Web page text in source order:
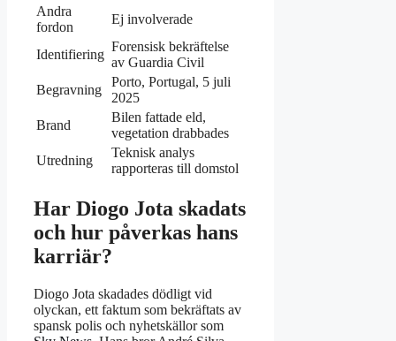
Andra
fordon
Ej involverade
Identifiering
Forensisk bekräftelse
av Guardia Civil
Begravning
Porto, Portugal, 5 juli
2025
Brand
Bilen fattade eld,
vegetation drabbades
Utredning
Teknisk analys
rapporteras till domstol
Har Diogo Jota skadats
och hur påverkas hans
karriär?
Diogo Jota skadades dödligt vid
olyckan, ett faktum som bekräftats av
spansk polis och nyhetskällor som